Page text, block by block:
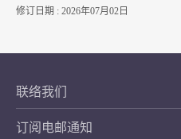
修订日期 : 2026年07月02日
联络我们
订阅电邮通知